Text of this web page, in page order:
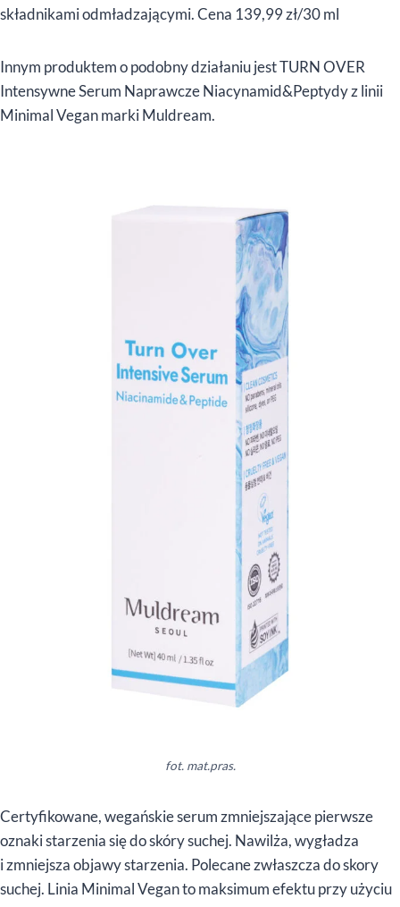
składnikami odmładzającymi. Cena 139,99 zł/30 ml
Innym produktem o podobny działaniu jest TURN OVER
Intensywne Serum Naprawcze Niacynamid&Peptydy z linii
Minimal Vegan marki Muldream.
fot. mat.pras.
Certyfikowane, wegańskie serum zmniejszające pierwsze
oznaki starzenia się do skóry suchej. Nawilża, wygładza
i zmniejsza objawy starzenia. Polecane zwłaszcza do skory
suchej. Linia Minimal Vegan to maksimum efektu przy użyciu